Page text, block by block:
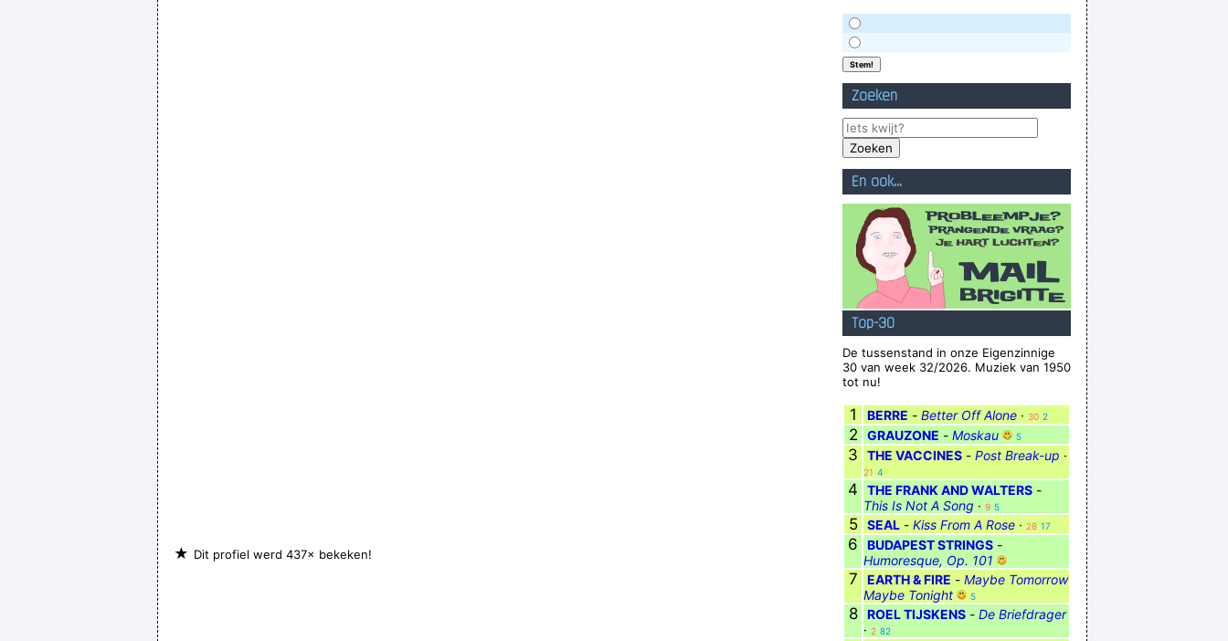
★ Dit profiel werd 437× bekeken!
Zoeken
En ook...
Top-30
De tussenstand in onze Eigenzinnige
30 van week 32/2026. Muziek van 1950
tot nu!
1 BERRE - Better Off Alone · 30 2
2 GRAUZONE - Moskau 5
3 THE VACCINES - Post Break-up ·
21 4
4 THE FRANK AND WALTERS -
This Is Not A Song · 9 5
5 SEAL - Kiss From A Rose · 28 17
6 BUDAPEST STRINGS -
Humoresque, Op. 101
7 EARTH & FIRE - Maybe Tomorrow
Maybe Tonight
5
8 ROEL TIJSKENS - De Briefdrager
· 2 82